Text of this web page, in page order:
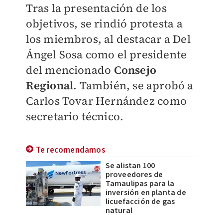
Tras la presentación de los
objetivos, se rindió protesta a
los miembros, al destacar a Del
Ángel Sosa como el presidente
del mencionado Consejo
Regional. También, se aprobó a
Carlos Tovar Hernández como
secretario técnico.
Te recomendamos
Se alistan 100
proveedores de
Tamaulipas para la
inversión en planta de
licuefacción de gas
natural